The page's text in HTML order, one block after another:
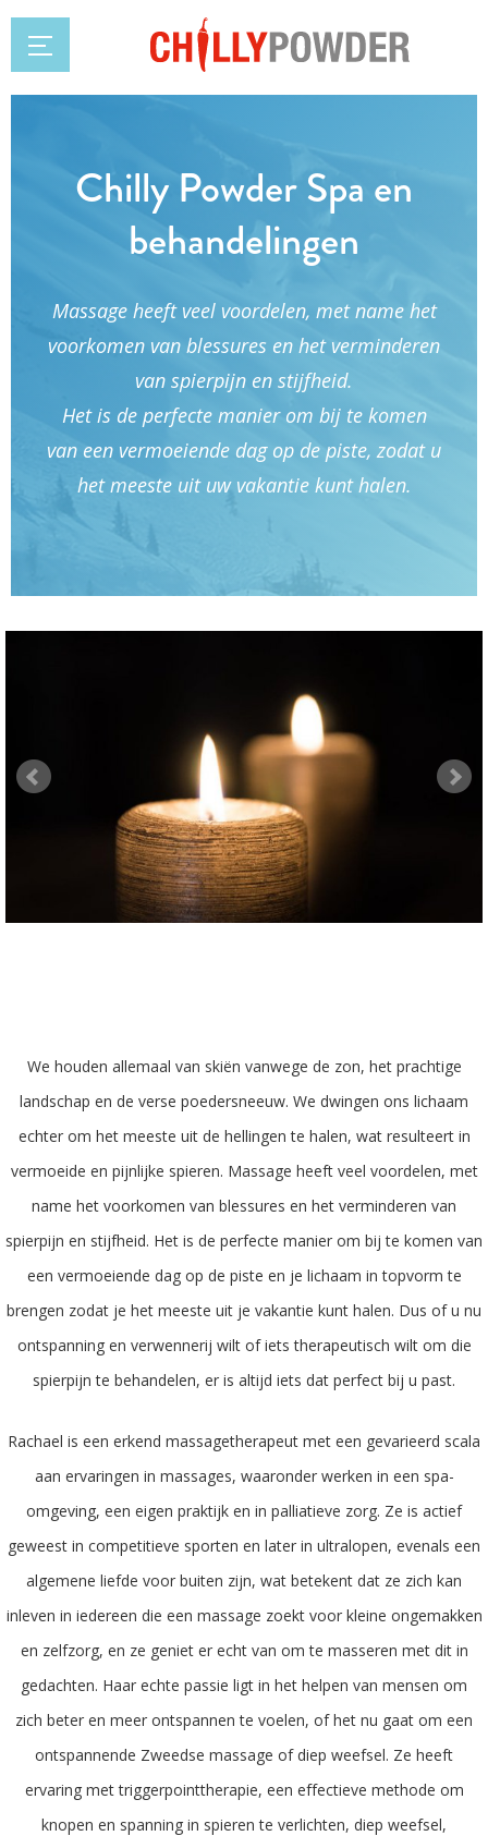
Chilly Powder Spa en
behandelingen
Massage heeft veel voordelen, met name het
voorkomen van blessures en het verminderen
van spierpijn en stijfheid.
Het is de perfecte manier om bij te komen
van een vermoeiende dag op de piste, zodat u
het meeste uit uw vakantie kunt halen.
We houden allemaal van skiën vanwege de zon, het prachtige
landschap en de verse poedersneeuw. We dwingen ons lichaam
echter om het meeste uit de hellingen te halen, wat resulteert in
vermoeide en pijnlijke spieren. Massage heeft veel voordelen, met
name het voorkomen van blessures en het verminderen van
spierpijn en stijfheid. Het is de perfecte manier om bij te komen van
een vermoeiende dag op de piste en je lichaam in topvorm te
brengen zodat je het meeste uit je vakantie kunt halen. Dus of u nu
ontspanning en verwennerij wilt of iets therapeutisch wilt om die
spierpijn te behandelen, er is altijd iets dat perfect bij u past.
Rachael is een erkend massagetherapeut met een gevarieerd scala
aan ervaringen in massages, waaronder werken in een spa-
omgeving, een eigen praktijk en in palliatieve zorg. Ze is actief
geweest in competitieve sporten en later in ultralopen, evenals een
algemene liefde voor buiten zijn, wat betekent dat ze zich kan
inleven in iedereen die een massage zoekt voor kleine ongemakken
en zelfzorg, en ze geniet er echt van om te masseren met dit in
gedachten. Haar echte passie ligt in het helpen van mensen om
zich beter en meer ontspannen te voelen, of het nu gaat om een
ontspannende Zweedse massage of diep weefsel. Ze heeft
ervaring met triggerpointtherapie, een effectieve methode om
knopen en spanning in spieren te verlichten, diep weefsel,